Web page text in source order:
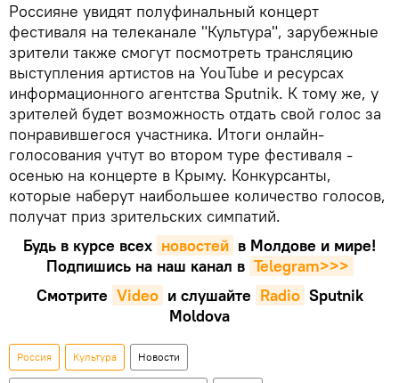
Россияне увидят полуфинальный концерт
фестиваля на телеканале "Культура", зарубежные
зрители также смогут посмотреть трансляцию
выступления артистов на YouTube и ресурсах
информационного агентства Sputnik. К тому же, у
зрителей будет возможность отдать свой голос за
понравившегося участника. Итоги онлайн-
голосования учтут во втором туре фестиваля -
осенью на концерте в Крыму. Конкурсанты,
которые наберут наибольшее количество голосов,
получат приз зрительских симпатий.
Будь в курсе всех новостей в Молдове и мире!
Подпишись на наш канал в Telegram>>>
Смотрите Video и слушайте Radio Sputnik
Moldova
Россия Культура Новости